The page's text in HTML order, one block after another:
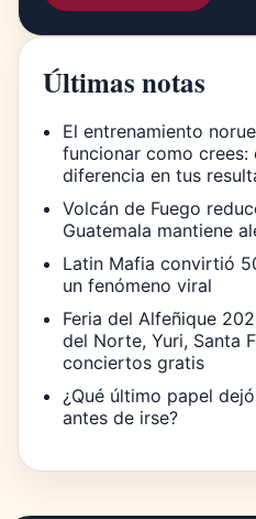
Últimas notas
El entrenamiento
funcionar como crees:
diferencia en tus
Volcán de Fuego
Guatemala mantiene
Latin Mafia convirtió
un fenómeno viral
Feria del Alfeñique
del Norte, Yuri, Santa
conciertos gratis
¿Qué último papel
antes de irse?